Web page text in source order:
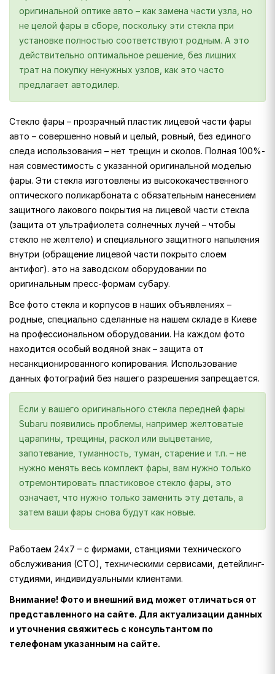
оригинальной оптике авто – как замена части узла, но
не целой фары в сборе, поскольку эти стекла при
установке полностью соответствуют родным. А это
действительно оптимальное решение, без лишних
трат на покупку ненужных узлов, как это часто
предлагает автодилер.
Стекло фары – прозрачный пластик лицевой части фары
авто – совершенно новый и целый, ровный, без единого
следа использования – нет трещин и сколов. Полная 100%-
ная совместимость с указанной оригинальной моделью
фары. Эти стекла изготовлены из высококачественного
оптического поликарбоната с обязательным нанесением
защитного лакового покрытия на лицевой части стекла
(защита от ультрафиолета солнечных лучей – чтобы
стекло не желтело) и специального защитного напыления
внутри (обращение лицевой части покрыто слоем
антифог). это на заводском оборудовании по
оригинальным пресс-формам субару.
Все фото стекла и корпусов в наших объявлениях –
родные, специально сделанные на нашем складе в Киеве
на профессиональном оборудовании. На каждом фото
находится особый водяной знак – защита от
несанкционированного копирования. Использование
данных фотографий без нашего разрешения запрещается.
Если у вашего оригинального стекла передней фары
Subaru появились проблемы, например желтоватые
царапины, трещины, раскол или выцветание,
запотевание, туманность, туман, старение и т.п. – не
нужно менять весь комплект фары, вам нужно только
отремонтировать пластиковое стекло фары, это
означает, что нужно только заменить эту деталь, а
затем ваши фары снова будут как новые.
Работаем 24х7 – с фирмами, станциями технического
обслуживания (СТО), техническими сервисами, детейлинг-
студиями, индивидуальными клиентами.
Внимание! Фото и внешний вид может отличаться от
представленного на сайте. Для актуализации данных
и уточнения свяжитесь с консультантом по
телефонам указанным на сайте.